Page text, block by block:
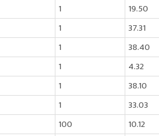
1 19.50
1 37.31
1 38.40
1 4.32
1 38.10
1 33.03
100 10.12